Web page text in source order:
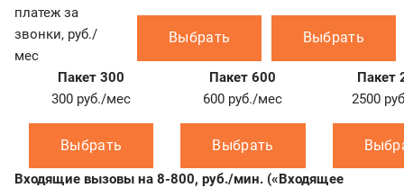
платеж за
звонки, руб./
мес
Выбрать Выбрать
Пакет 300
300 руб./мес
Выбрать
Пакет 600
600 руб./мес
Выбрать
Пакет
2500
Входящие вызовы на 8-800, руб./мин. («Входящее